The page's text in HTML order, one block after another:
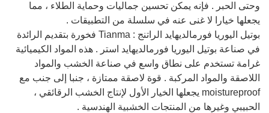
وحتى الحبر . فإنه يمكن تحسين جماليات وحماية الطلاء ، مما
يجعلها خيارا لا غنى عنه في سلسلة من التطبيقات .
بوتيل اليوريا فورمالديهايد الراتنج : Tianma فخورة بتقديم الرائدة
في صناعة بوتيل اليوريا فورمالديهايد استر . هذه المواد الكيميائية
غرامة تستخدم على نطاق واسع في صناعة الخشب والمواد
اللاصقة والمواد المركبة . قوة لاصقة ممتازة ، جنبا إلى جنب مع
moistureproof يجعلها الخيار الأول لإنتاج الخشب الرقائقي ،
الحبيبي وغيرها من المنتجات الخشبية الهندسية .